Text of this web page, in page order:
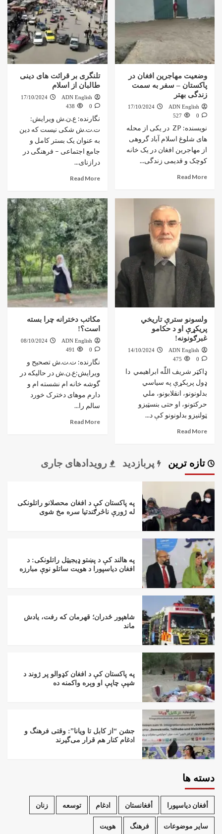
وضعیت مهاجرین افغان در
پاکستان – سفر به سمت
زندگی بهتر
ADN English
17/10/2024
0
527
نویسنده: ZP در یکی از محله
های شلوغ اسلام آباد گروهی
از مهاجرین افغان در یک خانه
کوچک و قدیمی زندگی...
Read More
تلنگری بر قرائت های دینی
طالبان از اسلام
ADN English
17/10/2024
0
438
نگارنده: ع.ن.ش ویرایش:
ت.ت.ش شکی نیست که دین
به عنوان یک بستر کامل و
جامع اجتماعی – فرهنگی در
درازنای...
Read More
ولسونو سترې تاریخي
پریکړې او د حکامو
غبرګونونه!
ADN English
14/10/2024
0
475
ډاکټر شريف اللّٰه ابراهیمي دا
ډول پرېکړې په سیاسي
بدلونونو، انقلابونو، ملي
حرکتونو، او حتی بنسټیزو
ټولنیزو بدلونونو کې د...
Read More
مکاتب دخترانه چرا بسته
است؟!
ADN English
08/10/2024
0
491
نگارنده: ت.ت.ش تصحیح و
ویرایش:ع.ن.ش در حالیکه در
گوشه خانه ام نشسته ام و
دارم موهای دخترک خورد
سالم را...
Read More
تازه ترین پربازدید رویدادهای جاری
په پاکستان کې د افغان محصلانو راتلونکی
له ژورې ناڅرګندتیا سره مخ شوی
په هالند کې د پښتو ډیجیټل راتلونکی: د
افغان دیاسپورا د هویت ساتلو نوې مبارزه
شاهپور ځدران؛ قهرمان که رفت، یادش
ماند
په پاکستان کې د افغان کډوالو پر ژوند د
شپې چاپې او وېره واکمنه ده
جشن “از کابل تا ویانا”: وقتی فرهنگ و
ادغام کنار هم قرار می‌گیرند
دسته ها
أفغان دیاسپورا أفغانستان ادغام توسعه زنان
سایر موضوعات فرهنگ هویت